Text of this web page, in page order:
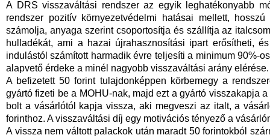
A DRS visszaváltási rendszer az egyik leghatékonyabb
rendszer pozitív környezetvédelmi hatásai mellett,
számolja, anyaga szerint csoportosítja és szállítja az
hulladékát, ami a hazai újrahasznosítási ipart erősítheti,
indulástól számított harmadik évre teljesíti a minimum 90%-
alapvető érdeke a minél nagyobb visszaváltási arány elérése.
A befizetett 50 forint tulajdonképpen körbemegy a
gyártó fizeti be a MOHU-nak, majd ezt a gyártó visszakapja
bolt a vásárlótól kapja vissza, aki megveszi az italt, a
forinthoz. A visszaváltási díj egy motivációs tényező a
A vissza nem váltott palackok után maradt 50 forintokból